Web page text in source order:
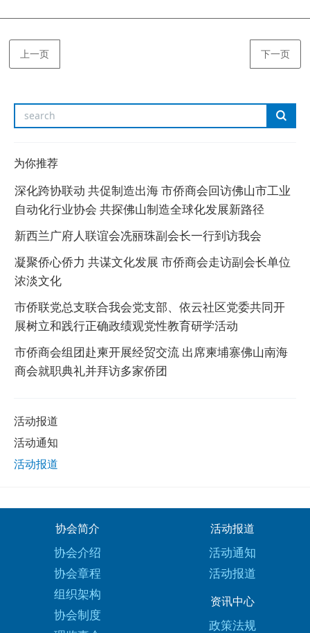
上一页 下一页
为你推荐
深化跨协联动 共促制造出海 市侨商会回访佛山市工业
自动化行业协会 共探佛山制造全球化发展新路径
新西兰广府人联谊会冼丽珠副会长一行到访我会
凝聚侨心侨力 共谋文化发展 市侨商会走访副会长单位
浓淡文化
市侨联党总支联合我会党支部、依云社区党委共同开
展树立和践行正确政绩观党性教育研学活动
市侨商会组团赴柬开展经贸交流 出席柬埔寨佛山南海
商会就职典礼并拜访多家侨团
活动报道
活动通知
活动报道
协会简介
协会介绍
协会章程
组织架构
协会制度
活动报道
活动通知
活动报道
资讯中心
政策法规